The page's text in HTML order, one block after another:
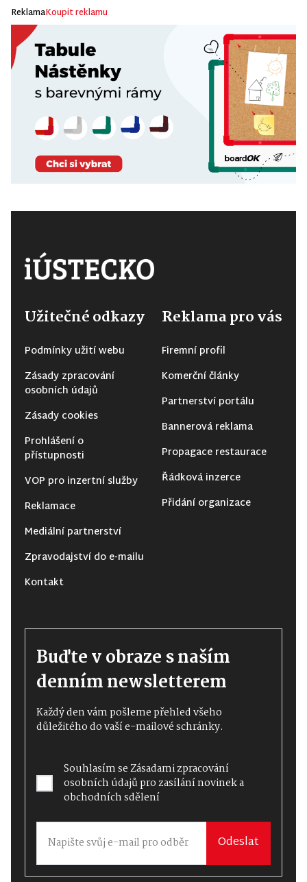
ReklamaKoupit reklamu
Užitečné odkazy
Podmínky užití webu
Zásady zpracování
osobních údajů
Zásady cookies
Prohlášení o
přístupnosti
VOP pro inzertní služby
Reklamace
Mediální partnerství
Zpravodajství do e-mailu
Kontakt
Reklama pro vás
Firemní profil
Komerční články
Partnerství portálu
Bannerová reklama
Propagace restaurace
Řádková inzerce
Přidání organizace
Buďte v obraze s naším
denním newsletterem
Každý den vám pošleme přehled všeho
důležitého do vaší e-mailové schránky.
Souhlasím seZásadami zpracování
osobních údajůpro zasílání novinek a
obchodních sdělení
Odeslat